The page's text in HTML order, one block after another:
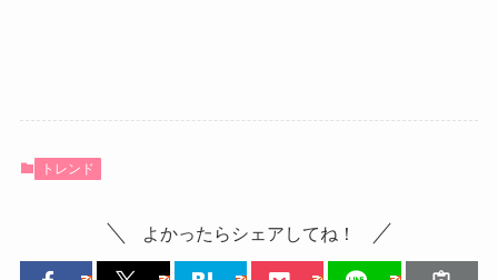
トレンド
よかったらシェアしてね！